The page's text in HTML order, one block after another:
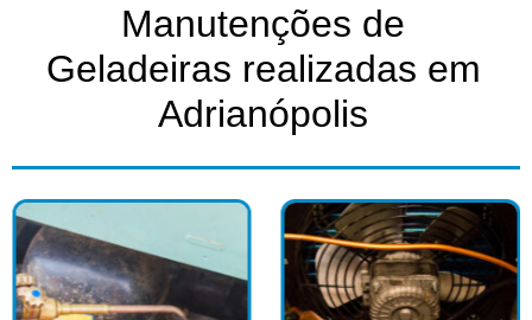
Manutenções de
Geladeiras realizadas em
Adrianópolis​